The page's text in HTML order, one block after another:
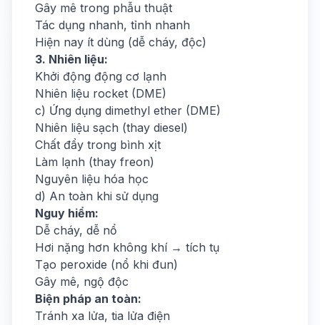
Gây mê trong phẫu thuật
Tác dụng nhanh, tỉnh nhanh
Hiện nay ít dùng (dễ cháy, độc)
3. Nhiên liệu:
Khởi động động cơ lạnh
Nhiên liệu rocket (DME)
c) Ứng dụng dimethyl ether (DME)
Nhiên liệu sạch (thay diesel)
Chất đẩy trong bình xịt
Làm lạnh (thay freon)
Nguyên liệu hóa học
d) An toàn khi sử dụng
Nguy hiểm:
Dễ cháy, dễ nổ
Hơi nặng hơn không khí → tích tụ
Tạo peroxide (nổ khi đun)
Gây mê, ngộ độc
Biện pháp an toàn:
Tránh xa lửa, tia lửa điện